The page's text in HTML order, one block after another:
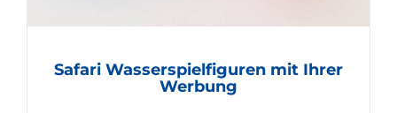
Safari Wasserspielfiguren mit Ihrer
Werbung